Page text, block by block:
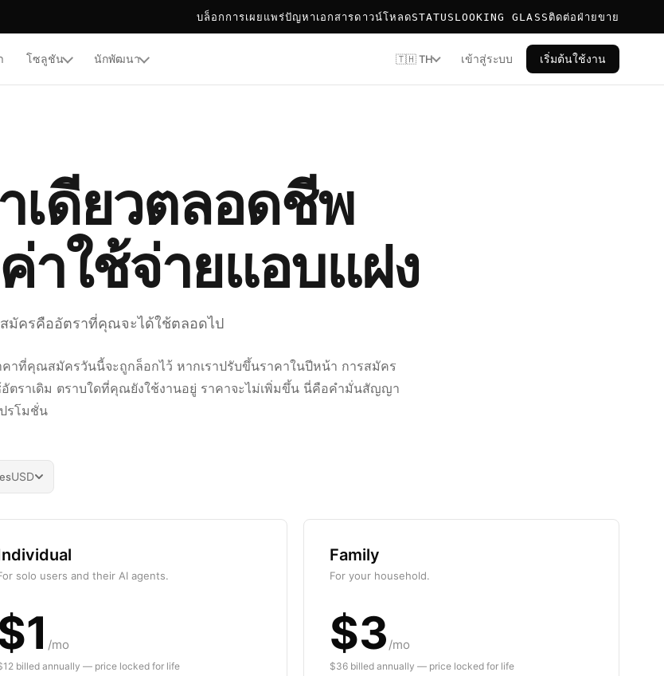
บล็อก การเผยแพร่ปัญหา เอกสารดาวน์โหลดSTATUS LOOKING GLASS ติดต่อฝ่ายขาย
โซลูชัน นักพัฒนา 🇹🇭 TH เข้าสู่ระบบ เริ่มต้นใช้งาน
เดียวตลอดชีพ
าใช้จ่ายแอบแฝง
มัครคืออัตราที่คุณจะได้ใช้ตลอดไป
คาที่คุณสมัครวันนี้จะถูกล็อกไว้ หากเราปรับขึ้นราคาในปีหน้า การสมัคร
ตราเดิม ตราบใดที่คุณยังใช้งานอยู่ ราคาจะไม่เพิ่มขึ้น นี่คือคำมั่นสัญญา
รโมชั่น
USD
solo users and their AI agents.
/mo
billed annually — price locked for life
Family
For your household.
$3 /mo
$36 billed annually — price locked for life